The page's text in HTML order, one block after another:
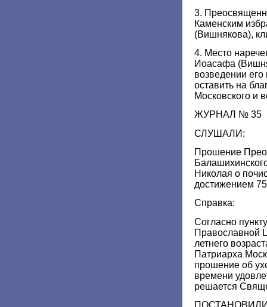
3.
Каменским
(Вишнякова),
4. Место
Иоасафа
возведении
оставить на
Московского и
ЖУРНАЛ № 35
СЛУШАЛИ:
Прошение
Николая о
достижением
Справка:
Согласно
Православной
летнего
Патриарха
прошение об
времени
решается